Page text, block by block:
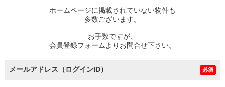
ホームページに掲載されていない物件も
多数ございます。
お手数ですが、
会員登録フォームよりお問合せ下さい。
メールアドレス（ログインID） 必須